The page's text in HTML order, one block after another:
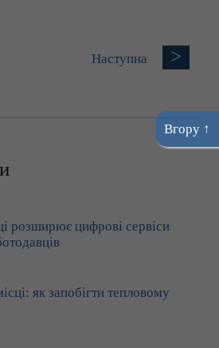
Наступна >
розширює цифрові сервіси
як запобігти тепловому
Вгору ↑